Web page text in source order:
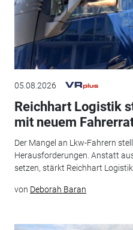
05.08.2026
Reichhart Logistik
mit neuem
Der Mangel an Lkw-Fahrern
Herausforderungen. Anstatt
setzen, stärkt Reichhart Logistik
von Deborah Baran